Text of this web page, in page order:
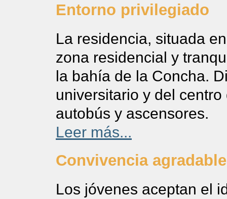
Entorno privilegiado
La residencia, situada
zona residencial y
la bahía de la Concha.
universitario y del
autobús y ascensores.
Leer más...
Convivencia agradable
Los jóvenes aceptan el